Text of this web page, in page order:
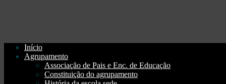
Início
Agrupamento
Associação de Pais e Enc. de Educação
Constituição do agrupamento